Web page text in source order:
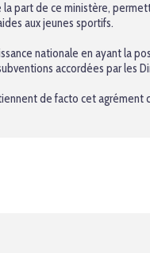
part de ce ministère,
aux jeunes sportifs.
nationale en ayant la
accordées par les
de facto cet agrément